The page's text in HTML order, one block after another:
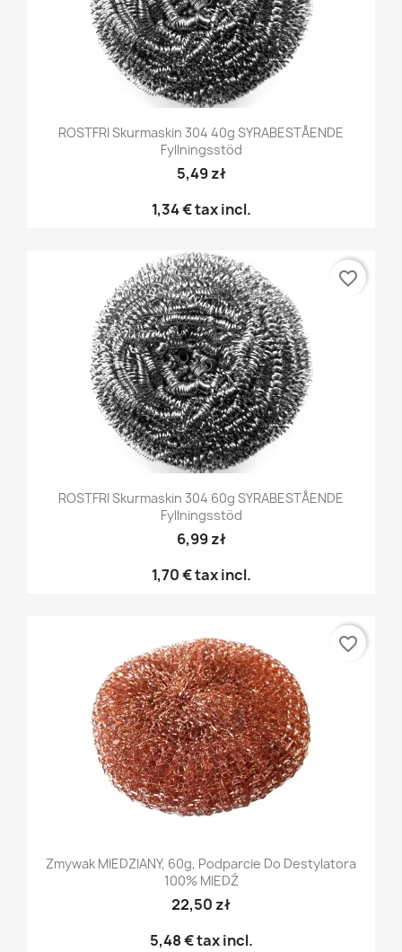
ROSTFRI Skurmaskin 304 40g SYRABESTÅENDE
Fyllningsstöd
5,49 zł
1,34 €tax incl.
ROSTFRI Skurmaskin 304 60g SYRABESTÅENDE
Fyllningsstöd
6,99 zł
1,70 €tax incl.
favorite_border
Zmywak MIEDZIANY, 60g, Podparcie Do Destylatora
100% MIEDŹ
22,50 zł
5,48 €tax incl.
favorite_border